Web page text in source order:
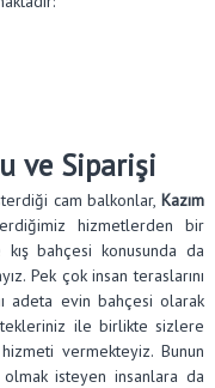
ve Siparişi
cam balkonlar,Kazım
hizmetlerden bir
kış bahçesi konusunda da
Pek çok insan teraslarını
adeta evin bahçesi olarak
ile birlikte sizlere
vermekteyiz. Bunun
isteyen insanlara da